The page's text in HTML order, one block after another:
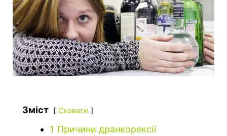
Зміст Сховати
1 Причини дранкорексії